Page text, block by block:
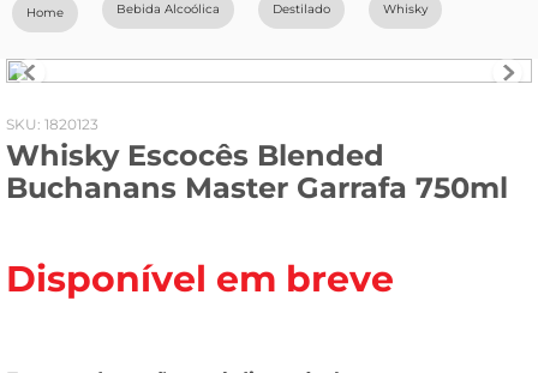
Bebida Alcoólica Destilado Whisky
: 1820123
Whisky Escocês Blended
Buchanans Master Garrafa 750ml
Disponível em breve
geladeira
fogao
café
cerveja
leite